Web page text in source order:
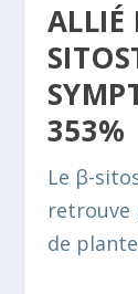
ALLIÉ
353%
Le β-
retrouve
de